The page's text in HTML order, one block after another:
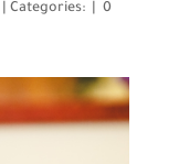
Categories:
0